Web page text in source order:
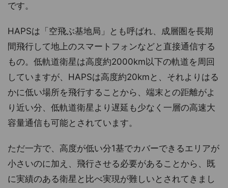
です。
HAPSは「空飛ぶ基地局」とも呼ばれ、成層圏を長期
間飛行して地上のスマートフォンなどと直接通信する
もの。低軌道衛星は高度約2000km以下の軌道を周回
していますが、HAPSは高度約20kmと、それよりはる
かに低い場所を飛行することから、端末との距離がよ
り近い分、低軌道衛星より遅延も少なく一層の高速大
容量通信も可能とされています。
ただ一方で、高度が低い分1基でカバーできるエリアが
小さいのに加え、飛行させる必要があることから、既
に実績のある衛星と比べ実現が難しいとされてきまし